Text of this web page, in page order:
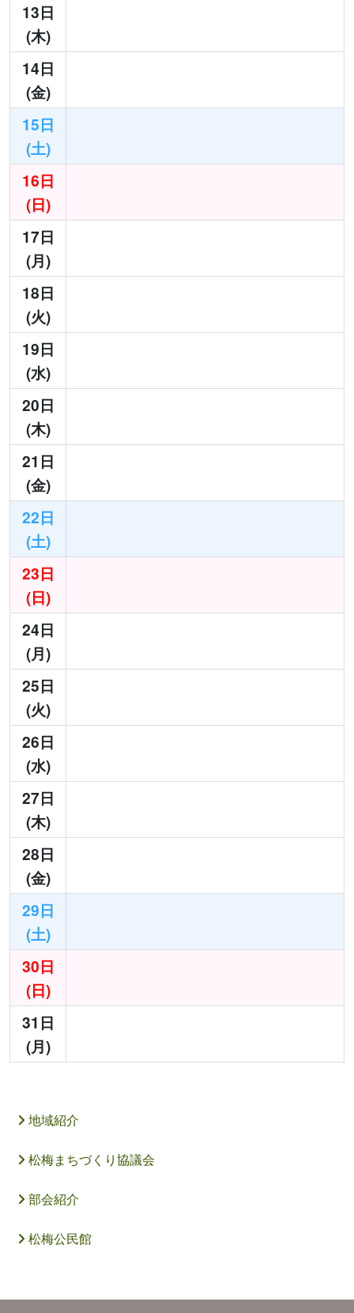
13日
(木)
14日
(金)
15日
(土)
16日
(日)
17日
(月)
18日
(火)
19日
(水)
20日
(木)
21日
(金)
22日
(土)
23日
(日)
24日
(月)
25日
(火)
26日
(水)
27日
(木)
28日
(金)
29日
(土)
30日
(日)
31日
(月)
地域紹介
松梅まちづくり協議会
部会紹介
松梅公民館